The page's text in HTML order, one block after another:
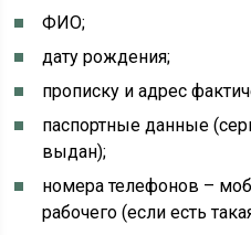
ФИО;
дату рождения;
прописку и адрес
паспортные данные
выдан);
номера телефонов –
рабочего (если есть